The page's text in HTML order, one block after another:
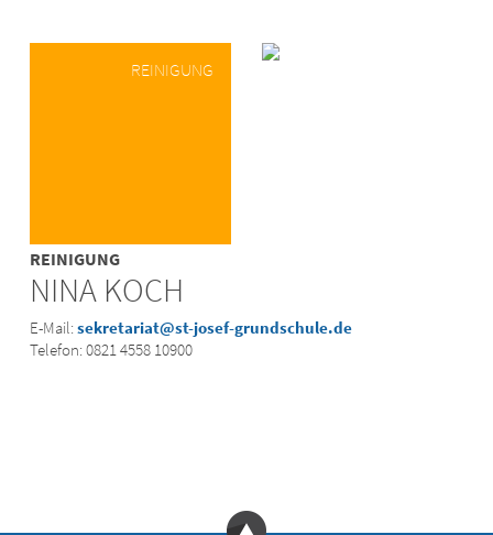
REINIGUNG
REINIGUNG
NINA KOCH
E-Mail:sekretariat@st-josef-grundschule.de
Telefon: 0821 4558 10900